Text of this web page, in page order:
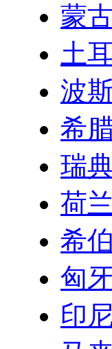
蒙
土
波
希
瑞
荷
希
匈
印